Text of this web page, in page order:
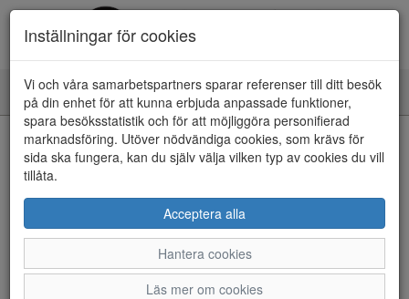
Toggle
navigation
HEM
Inställningar för cookies
Vi och våra samarbetspartners sparar referenser till ditt besök
på din enhet för att kunna erbjuda anpassade funktioner,
spara besöksstatistik och för att möjliggöra personifierad
marknadsföring. Utöver nödvändiga cookies, som krävs för
sida ska fungera, kan du själv välja vilken typ av cookies du vill
tillåta.
Acceptera alla
Hantera cookies
Läs mer om cookies